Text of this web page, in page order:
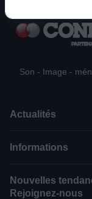
Son - Image -
Actualités
Informations
Nouvelles
Rejoignez-nous